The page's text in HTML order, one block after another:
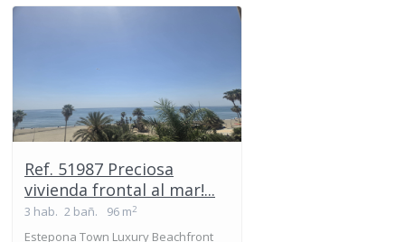
Ref. 51987 Preciosa
vivienda frontal al mar!...
3 hab. 2 bañ. 96 m2
Estepona Town Luxury Beachfront